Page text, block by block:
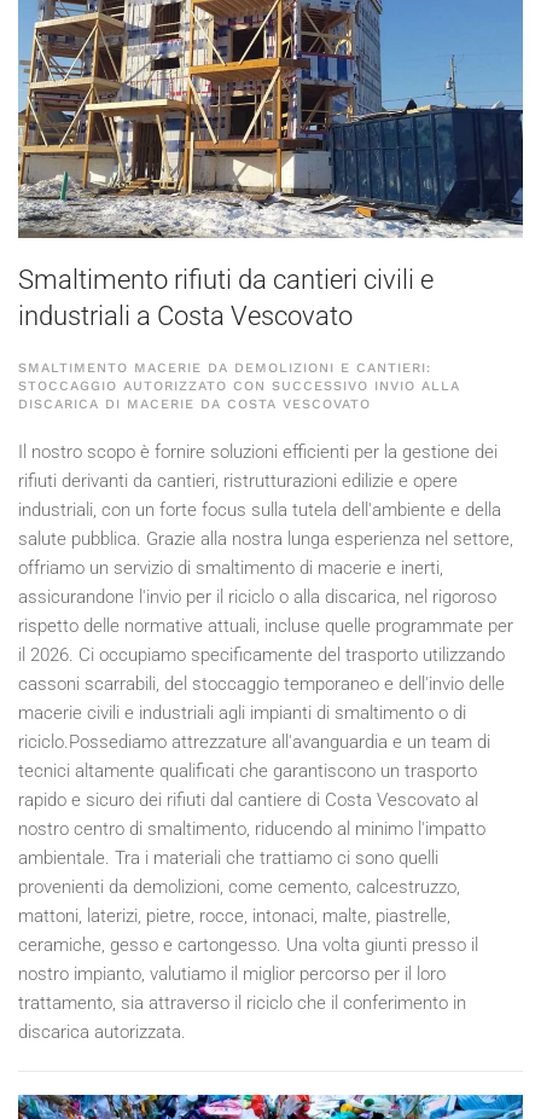
Smaltimento rifiuti da cantieri civili e
industriali a Costa Vescovato
SMALTIMENTO MACERIE DA DEMOLIZIONI E CANTIERI:
STOCCAGGIO AUTORIZZATO CON SUCCESSIVO INVIO ALLA
DISCARICA DI MACERIE DA COSTA VESCOVATO
Il nostro scopo è fornire soluzioni efficienti per la gestione dei
rifiuti derivanti da cantieri, ristrutturazioni edilizie e opere
industriali, con un forte focus sulla tutela dell'ambiente e della
salute pubblica. Grazie alla nostra lunga esperienza nel settore,
offriamo un servizio di smaltimento di macerie e inerti,
assicurandone l'invio per il riciclo o alla discarica, nel rigoroso
rispetto delle normative attuali, incluse quelle programmate per
il 2026. Ci occupiamo specificamente del trasporto utilizzando
cassoni scarrabili, del stoccaggio temporaneo e dell'invio delle
macerie civili e industriali agli impianti di smaltimento o di
riciclo.Possediamo attrezzature all'avanguardia e un team di
tecnici altamente qualificati che garantiscono un trasporto
rapido e sicuro dei rifiuti dal cantiere di Costa Vescovato al
nostro centro di smaltimento, riducendo al minimo l'impatto
ambientale. Tra i materiali che trattiamo ci sono quelli
provenienti da demolizioni, come cemento, calcestruzzo,
mattoni, laterizi, pietre, rocce, intonaci, malte, piastrelle,
ceramiche, gesso e cartongesso. Una volta giunti presso il
nostro impianto, valutiamo il miglior percorso per il loro
trattamento, sia attraverso il riciclo che il conferimento in
discarica autorizzata.